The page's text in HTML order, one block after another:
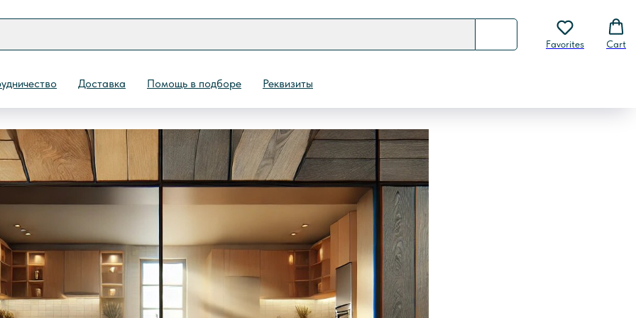
Favorites Cart
Доставка Помощь в подборе Реквизиты
Назад
2025